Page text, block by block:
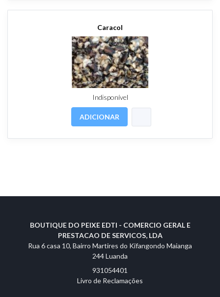
Caracol
Indisponível
ADICIONAR
BOUTIQUE DO PEIXE EDTI - COMERCIO GERAL E
PRESTACAO DE SERVICOS, LDA
Rua 6 casa 10, Bairro Martires do Kifangondo Maianga
244 Luanda
931054401
Livro de Reclamações